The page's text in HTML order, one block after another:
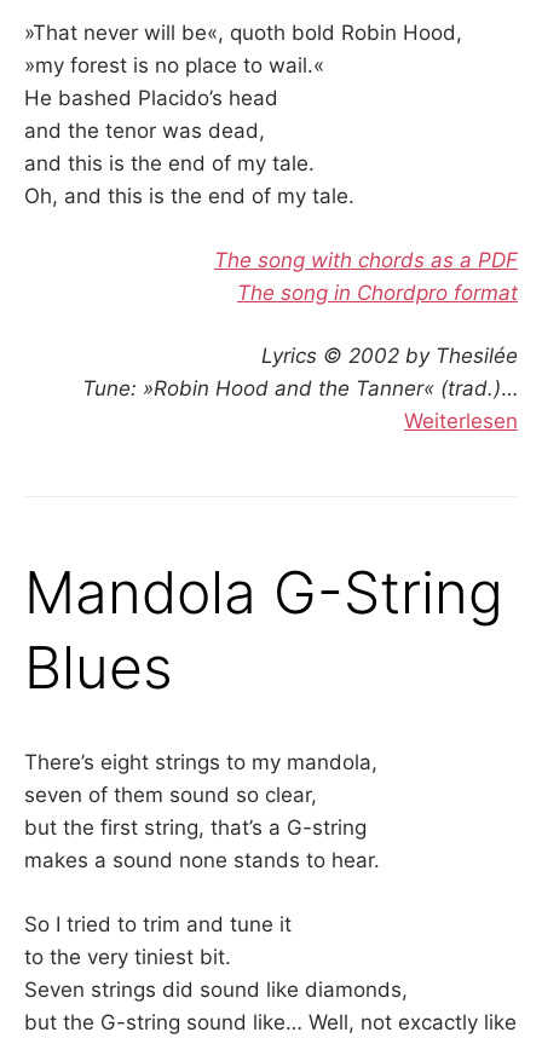
»That never will be«, quoth bold Robin Hood,
»my forest is no place to wail.«
He bashed Placido’s head
and the tenor was dead,
and this is the end of my tale.
Oh, and this is the end of my tale.
The song with chords as a PDF
The song in Chordpro format
Lyrics © 2002 by Thesilée
Tune: »Robin Hood and the Tanner« (trad.)…
Weiterlesen
Mandola G-String
Blues
There’s eight strings to my mandola,
seven of them sound so clear,
but the first string, that’s a G-string
makes a sound none stands to hear.
So I tried to trim and tune it
to the very tiniest bit.
Seven strings did sound like diamonds,
but the G-string sound like… Well, not excactly like